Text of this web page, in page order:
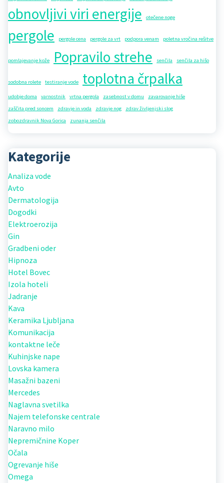
obnovljivi viri energije otečene noge
pergole pergole cena pergole za vrt podpora venam poletna vročina rešitve
pomlajevanje kože Popravilo strehe senčila senčila za hišo
sodobna rolete testiranje vode toplotna črpalka
udobje doma varnostnik vrtna pergola zasebnost v domu
zavarovanje hiše
zaščita pred soncem
zdravje in voda zdravje nog
zdrav življenjski slog
zobozdravnik Nova Gorica
zunanja senčila
Kategorije
Analiza vode
Avto
Dermatologija
Dogodki
Elektroerozija
Gin
Gradbeni oder
Hipnoza
Hotel Bovec
Izola hoteli
Jadranje
Kava
Keramika Ljubljana
Komunikacija
kontaktne leče
Kuhinjske nape
Lovska kamera
Masažni bazeni
Mercedes
Naglavna svetilka
Najem telefonske centrale
Naravno milo
Nepremičnine Koper
Očala
Ogrevanje hiše
Omega